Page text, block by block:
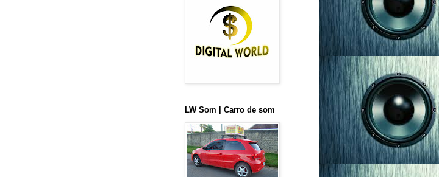
LW Som | Carro de som